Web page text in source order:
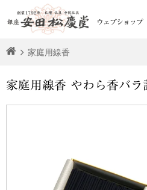
ウェブショップ
家庭用線香
家庭用線香 やわら香バラ